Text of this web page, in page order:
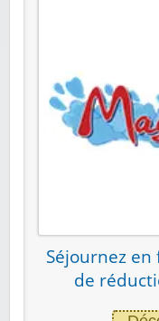
Séjournez en
de